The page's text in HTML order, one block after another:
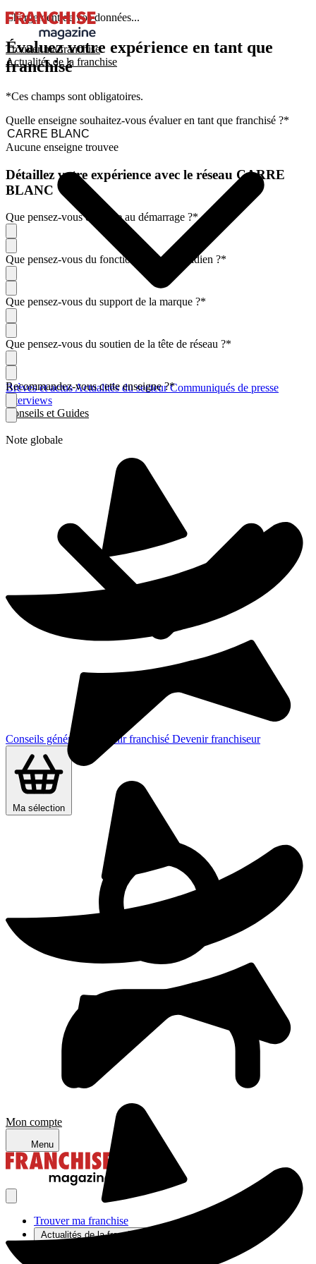
Trouver ma franchise
Actualités de la franchise
Brèves et actusActualités du secteurCommuniqués de presse
Interviews
Conseils et Guides
Conseils généraux Devenir franchisé Devenir franchiseur
Ma sélection
Mon compte
Menu
Trouver ma franchise
Actualités de la franchise
Chargement de vos données...
Évaluez votre expérience en tant que
franchisé
*Ces champs sont obligatoires.
Quelle enseigne souhaitez-vous évaluer en tant que franchisé ?*
Aucune enseigne trouvee
Détaillez votre expérience avec le réseau CARRE
BLANC
Que pensez-vous de l'aide au démarrage ?*
Que pensez-vous du fonctionnement quotidien ?*
Que pensez-vous du support de la marque ?*
Que pensez-vous du soutien de la tête de réseau ?*
Recommandez-vous cette enseigne ?*
Note globale